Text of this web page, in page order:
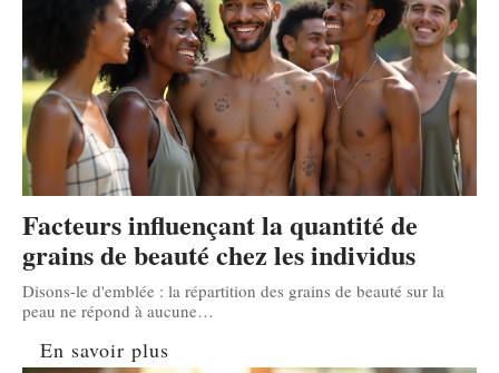
Facteurs influençant la quantité de
grains de beauté chez les individus
Disons-le d'emblée : la répartition des grains de beauté sur la
peau ne répond à aucune…
En savoir plus